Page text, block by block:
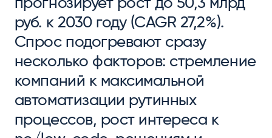
руб. к 2030 году (CAGR 27,2%).
Спрос подогревают сразу
несколько факторов: стремление
компаний к максимальной
автоматизации рутинных
процессов, рост интереса к